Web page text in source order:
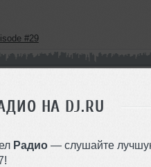
НА DJ.RU
Радио — слушайте
#29
#3